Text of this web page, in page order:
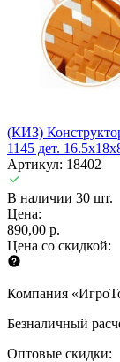
(КИЗ)
1145 дет.
Артикул: 18402
В наличии 30 шт.
Цена:
890,00 р.
Цена со скидкой:
Компания
Безналичный
Оптовые скидки: